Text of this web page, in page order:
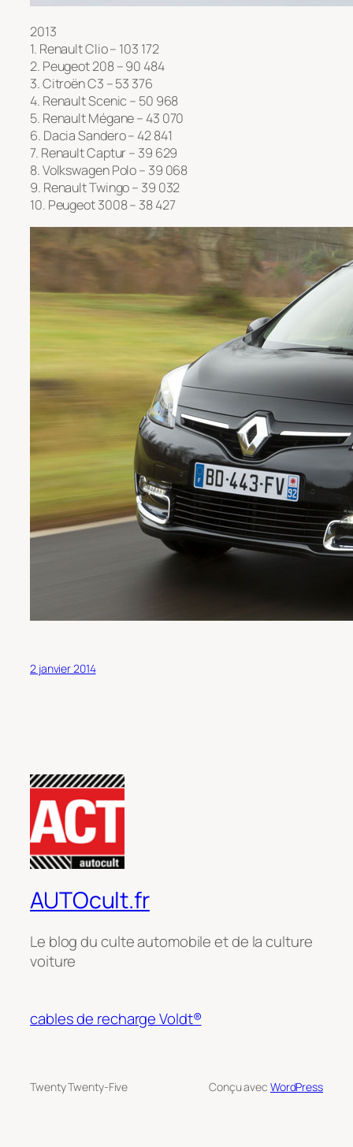
2013
1. Renault Clio – 103 172
2. Peugeot 208 – 90 484
3. Citroën C3 – 53 376
4. Renault Scenic – 50 968
5. Renault Mégane – 43 070
6. Dacia Sandero – 42 841
7. Renault Captur – 39 629
8. Volkswagen Polo – 39 068
9. Renault Twingo – 39 032
10. Peugeot 3008 – 38 427
2 janvier 2014
AUTOcult.fr
Le blog du culte automobile et de la culture
voiture
cables de recharge Voldt®
Twenty Twenty-Five Conçu avec WordPress